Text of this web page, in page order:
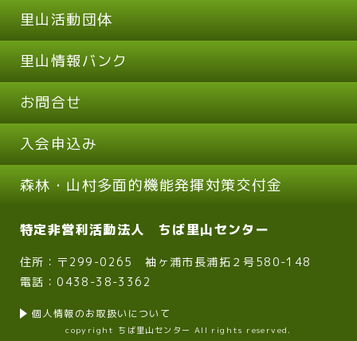
里山活動団体
里山情報バンク
お問合せ
入会申込み
森林・山村多面的機能発揮対策交付金
特定非営利活動法人 ちば里山センター
住所：〒299-0265 袖ヶ浦市長浦拓２号580-148
電話：0438-38-3362
個人情報のお取扱いについて
copyright ちば里山センター All rights reserved.